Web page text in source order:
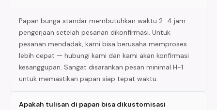
Papan bunga standar membutuhkan waktu 2–4 jam
pengerjaan setelah pesanan dikonfirmasi. Untuk
pesanan mendadak, kami bisa berusaha memproses
lebih cepat — hubungi kami dan kami akan konfirmasi
kesanggupan. Sangat disarankan pesan minimal H-1
untuk memastikan papan siap tepat waktu.
Apakah tulisan di papan bisa dikustomisasi